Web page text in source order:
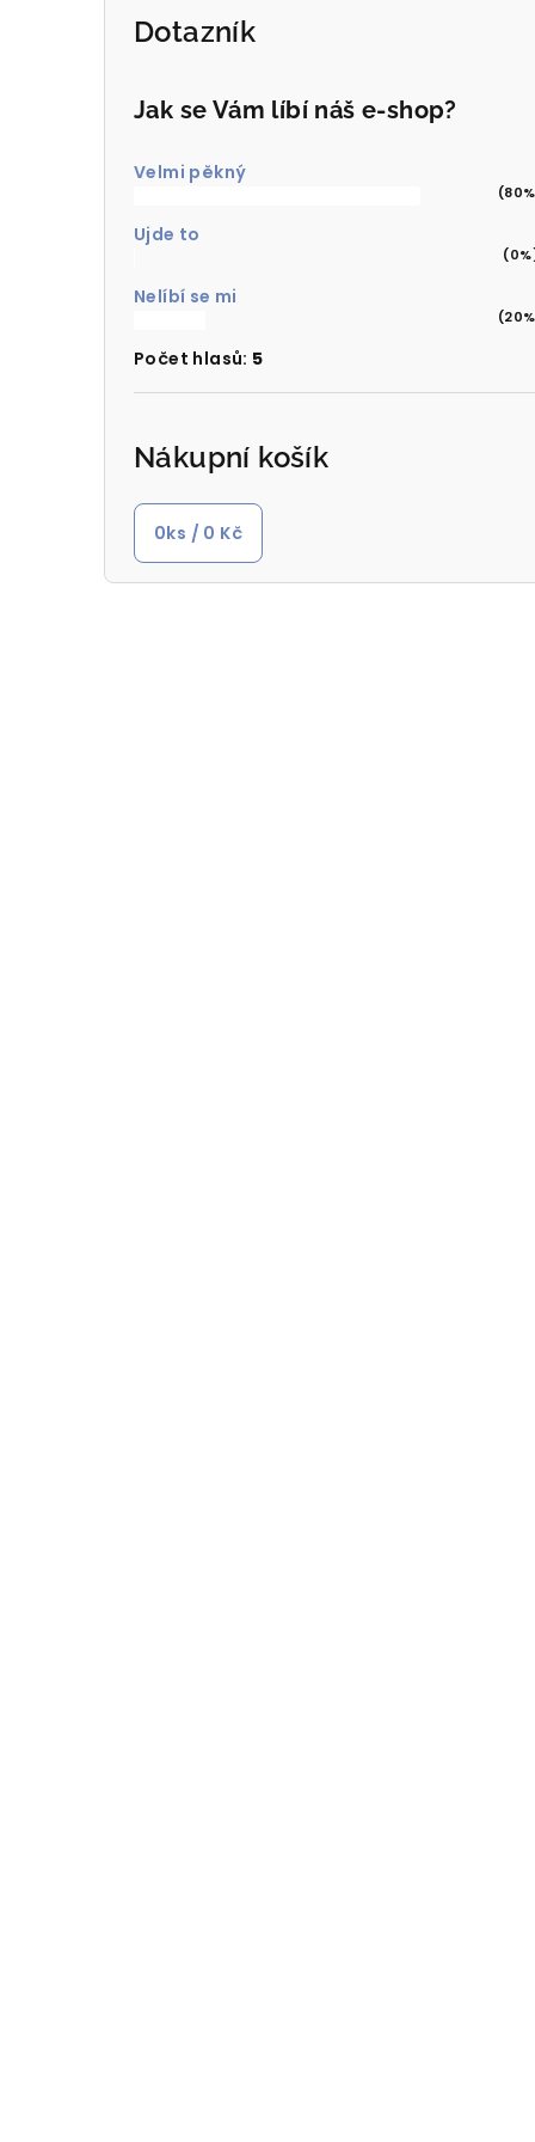
Dotazník
Jak se Vám líbí náš e-shop?
Velmi pěkný
Ujde to
Nelíbí se mi
Počet hlasů: 5
Nákupní košík
0ks / 0 Kč